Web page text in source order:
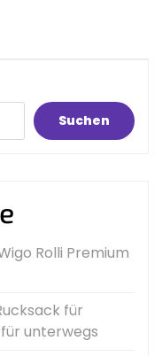
Suchen
Rolli Premium
für
unterwegs